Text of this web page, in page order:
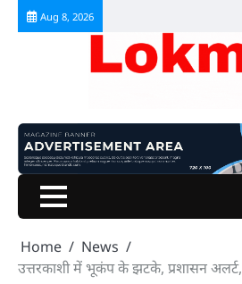
Skip
Aug 8, 2026
Home
News
उत्तरकाशी में भूकंप के झटके, प्रशासन